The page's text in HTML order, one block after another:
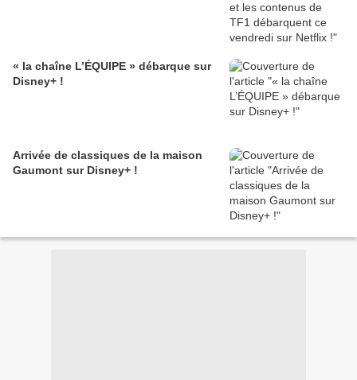
« la chaîne L’ÉQUIPE » débarque sur
Disney+ !
Arrivée de classiques de la maison
Gaumont sur Disney+ !